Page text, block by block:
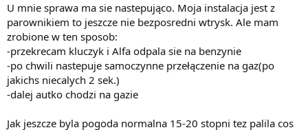
U mnie sprawa ma sie nastepująco. Moja instalacja jest z
parownikiem to jeszcze nie bezposredni wtrysk. Ale mam
zrobione w ten sposob:
-przekrecam kluczyk i Alfa odpala sie na benzynie
-po chwili nastepuje samoczynne przełączenie na gaz(po
jakichs niecalych 2 sek.)
-dalej autko chodzi na gazie
Jak jeszcze byla pogoda normalna 15-20 stopni tez palila cos